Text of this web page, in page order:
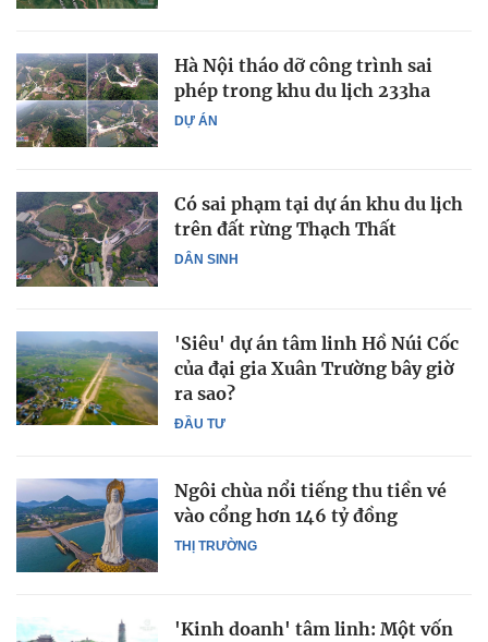
DỰ ÁN
Hà Nội tháo dỡ công trình sai
phép trong khu du lịch 233ha
DÂN SINH
Có sai phạm tại dự án khu du lịch
trên đất rừng Thạch Thất
ĐẦU TƯ
'Siêu' dự án tâm linh Hồ Núi Cốc
của đại gia Xuân Trường bây giờ
ra sao?
THỊ TRƯỜNG
Ngôi chùa nổi tiếng thu tiền vé
vào cổng hơn 146 tỷ đồng
'Kinh doanh' tâm linh: Một vốn